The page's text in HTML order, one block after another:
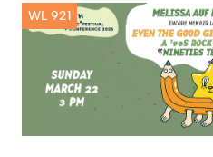
WL 921